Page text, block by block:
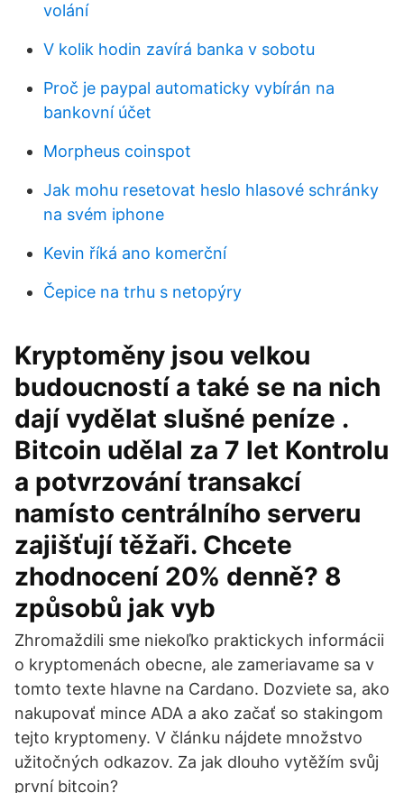
volání
V kolik hodin zavírá banka v sobotu
Proč je paypal automaticky vybírán na
bankovní účet
Morpheus coinspot
Jak mohu resetovat heslo hlasové schránky
na svém iphone
Kevin říká ano komerční
Čepice na trhu s netopýry
Kryptoměny jsou velkou
budoucností a také se na nich
dají vydělat slušné peníze .
Bitcoin udělal za 7 let Kontrolu
a potvrzování transakcí
namísto centrálního serveru
zajišťují těžaři. Chcete
zhodnocení 20% denně? 8
způsobů jak vyb
Zhromaždili sme niekoľko praktickych informácii
o kryptomenách obecne, ale zameriavame sa v
tomto texte hlavne na Cardano. Dozviete sa, ako
nakupovať mince ADA a ako začať so stakingom
tejto kryptomeny. V článku nájdete množstvo
užitočných odkazov. Za jak dlouho vytěžím svůj
první bitcoin?